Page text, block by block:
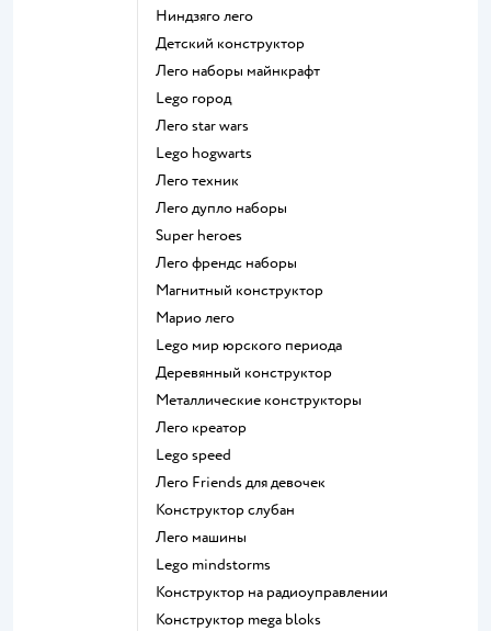
Ниндзяго лего
Детский конструктор
Лего наборы майнкрафт
Lego город
Лего star wars
Lego hogwarts
Лего техник
Лего дупло наборы
Super heroes
Лего френдс наборы
Магнитный конструктор
Марио лего
Lego мир юрского периода
Деревянный конструктор
Металлические конструкторы
Лего креатор
Lego speed
Лего Friends для девочек
Конструктор слубан
Лего машины
Lego mindstorms
Конструктор на радиоуправлении
Конструктор mega bloks